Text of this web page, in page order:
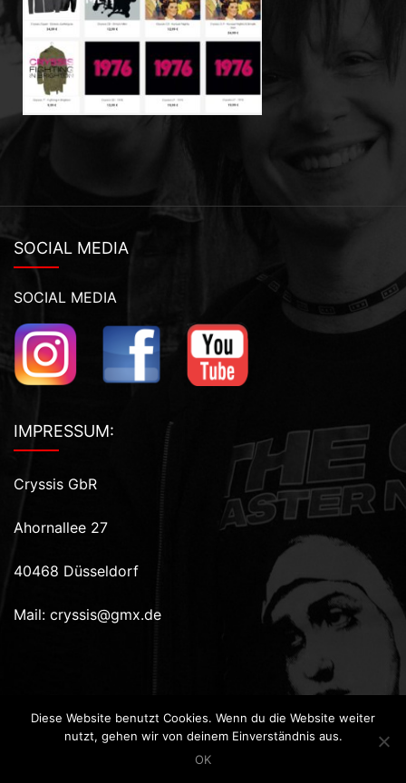
SOCIAL MEDIA
SOCIAL MEDIA
IMPRESSUM:
Cryssis GbR
Ahornallee 27
40468 Düsseldorf
Mail: cryssis@gmx.de
Copyright 2026 | Powered byWordPress| hero theme
Diese Website benutzt Cookies. Wenn du die Website weiter
nutzt, gehen wir von deinem Einverständnis aus.
OK